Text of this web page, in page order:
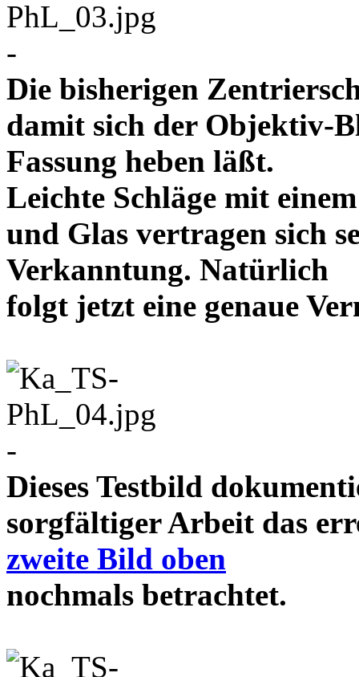
-
Die bisherigen
damit sich der Objektiv-
Fassung heben läßt.
Leichte Schläge mit
und Glas vertragen sich
Verkanntung. Natürlich
folgt jetzt eine genaue
-
Dieses Testbild
sorgfältiger Arbeit das
zweite Bild oben
nochmals